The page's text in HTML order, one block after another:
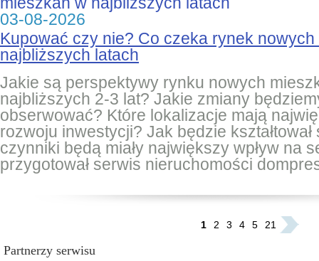
03-08-2026
Kupować czy nie? Co czeka rynek
najbliższych latach
Jakie są perspektywy rynku nowych
najbliższych 2-3 lat? Jakie zmiany
obserwować? Które lokalizacje mają
rozwoju inwestycji? Jak będzie
czynniki będą miały największy wpływ na
przygotował serwis nieruchomości
1 2 3 4 5 21
Partnerzy serwisu